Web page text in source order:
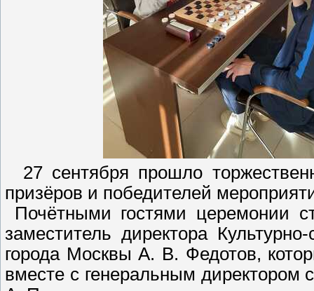
27 сентября прошло
призёров и победителей
Почётными гостями церемонии
заместитель директора
города Москвы А. В. Федотов,
вместе с генеральным директором